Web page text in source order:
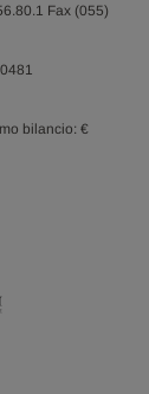
Fax (055)
bilancio: €